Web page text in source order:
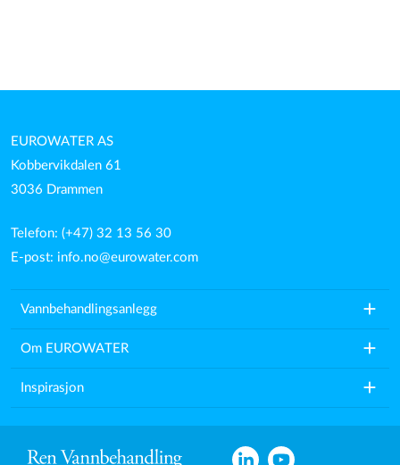
EUROWATER AS
Kobbervikdalen 61
3036 Drammen
Telefon: (+47) 32 13 56 30
E-post: info.no@eurowater.com
Vannbehandlingsanlegg add
Om EUROWATER add
Inspirasjon add